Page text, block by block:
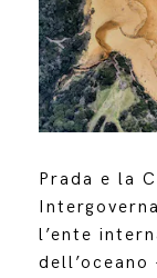
Prada e la
l’ente